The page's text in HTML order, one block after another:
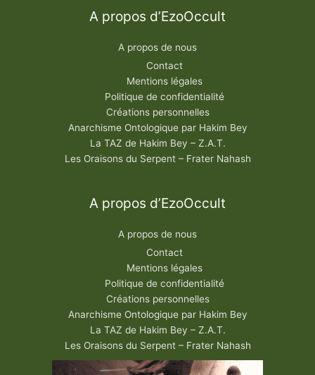
A propos d’EzoOccult
A propos de nous
Contact
Mentions légales
Politique de confidentialité
Créations personnelles
Anarchisme Ontologique par Hakim Bey
La TAZ de Hakim Bey – Z.A.T.
Les Oraisons du Serpent – Frater Nahash
A propos d’EzoOccult
A propos de nous
Contact
Mentions légales
Politique de confidentialité
Créations personnelles
Anarchisme Ontologique par Hakim Bey
La TAZ de Hakim Bey – Z.A.T.
Les Oraisons du Serpent – Frater Nahash